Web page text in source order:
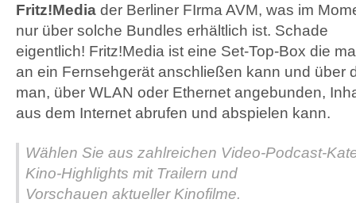
Fritz!Media der Berliner FIrma AVM, was im
nur über solche Bundles erhältlich ist. Schade
eigentlich! Fritz!Media ist eine Set-Top-Box die
an ein Fernsehgerät anschließen kann und über
man, über WLAN oder Ethernet angebunden,
aus dem Internet abrufen und abspielen kann.
Wählen Sie aus zahlreichen Video-Podcast-
Kino-Highlights mit Trailern und
Vorschauen aktueller Kinofilme.